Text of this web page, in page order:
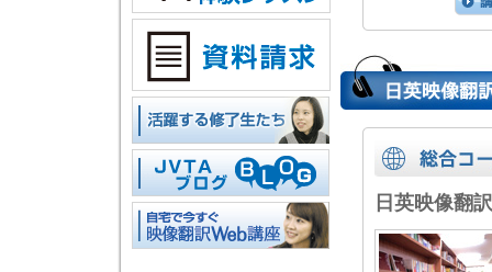
日英映像翻